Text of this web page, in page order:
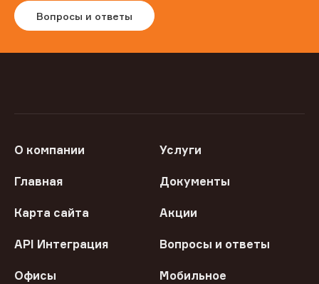
Вопросы и ответы
О компании Услуги
Главная Документы
Карта сайта Акции
API Интеграция Вопросы и ответы
Офисы
Мобильное